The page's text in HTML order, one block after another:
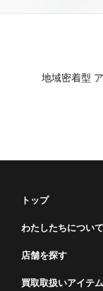
より、お振込
載のご本人様
依頼先金融機
合、当社より
は、商品の所有
開封する場合が
地域密着型
トップ
わたしたちについて
店舗を探す
買取取扱いアイテム